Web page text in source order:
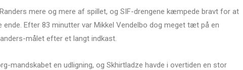
mere og mere af spillet, og SIF-drengene kæmpede bravt for at
Efter 83 minutter var Mikkel Vendelbo dog meget tæt på en
målet efter et langt indkast.
mandskabet en udligning, og Skhirtladze havde i overtiden en stor